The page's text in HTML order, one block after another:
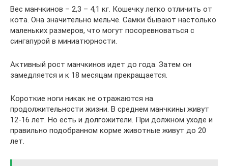
Вес манчкинов – 2,3 – 4,1 кг. Кошечку легко отличить от
кота. Она значительно мельче. Самки бывают настолько
маленьких размеров, что могут посоревноваться с
сингапурой в миниатюрности.
Активный рост манчкинов идет до года. Затем он
замедляется и к 18 месяцам прекращается.
Короткие ноги никак не отражаются на
продолжительности жизни. В среднем манчкины живут
12-16 лет. Но есть и долгожители. При должном уходе и
правильно подобранном корме животные живут до 20
лет.